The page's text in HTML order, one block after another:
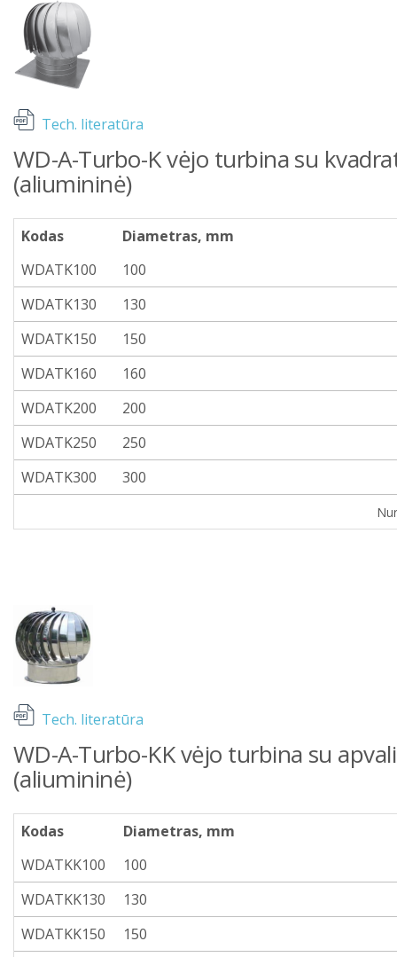
Tech. literatūra
WD-A-Turbo-K vėjo turbina su
(aliumininė)
Kodas
Diametras, mm
WDATK100
100
WDATK130
130
WDATK150
150
WDATK160
160
WDATK200
200
WDATK250
250
WDATK300
300
Tech. literatūra
WD-A-Turbo-KK vėjo turbina su
(aliumininė)
Kodas
Diametras, mm
WDATKK100
100
WDATKK130
130
WDATKK150
150